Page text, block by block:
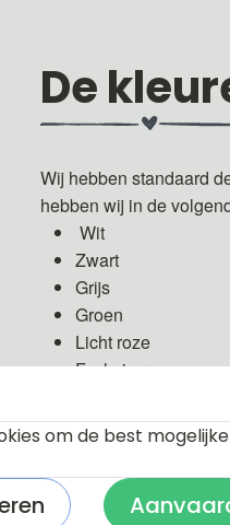
De
Wij hebben standaard
hebben wij in de
Wit
Zwart
Grijs
Groen
Licht roze
Fuchsia roze
Donker blauw
De shirtjes zijn van
om de best